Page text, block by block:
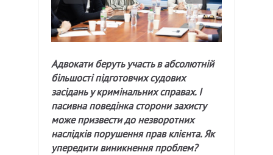
Адвокати беруть участь в абсолютній
більшості підготовчих судових
засідань у кримінальних справах. І
пасивна поведінка сторони захисту
може призвести до незворотних
наслідків порушення прав клієнта. Як
упередити виникнення проблем?